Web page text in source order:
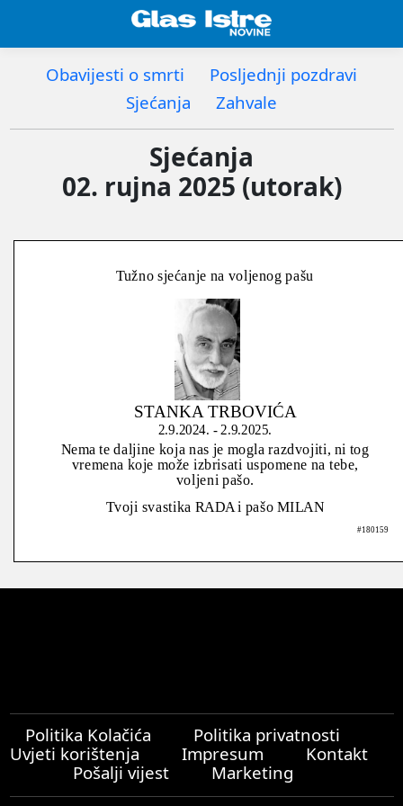
Obavijesti o smrti
Posljednji pozdravi
Sjećanja
Zahvale
Sjećanja
02. rujna 2025 (utorak)
Tužno sjećanje na voljenog pašu
STANKA TRBOVIĆA
2.9.2024. - 2.9.2025.
Nema te daljine koja nas je mogla razdvojiti, ni tog
vremena koje može izbrisati uspomene na tebe,
voljeni pašo.
Tvoji svastika RADA i pašo MILAN
#180159
Politika Kolačića
Politika privatnosti
Uvjeti korištenja
Impresum
Kontakt
Pošalji vijest
Marketing